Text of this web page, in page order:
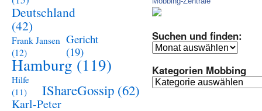
Deutschland
(42)
Frank Jansen
(12)
Gericht
(19)
Hamburg (119)
Hilfe
(11)
IShareGossip (62)
Karl-Peter
Suchen und finden:
Suchen
finden:
Kategorien Mobbing
Kategorien